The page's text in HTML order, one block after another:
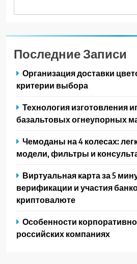
Последние Записи
Организация доставки
критерии выбора
Технология изготовления
базальтовых огнеупорных
Чемоданы на 4 колесах:
модели, фильтры и
Виртуальная карта за 5
верификации и участия
криптовалюте
Особенности
российских компаниях